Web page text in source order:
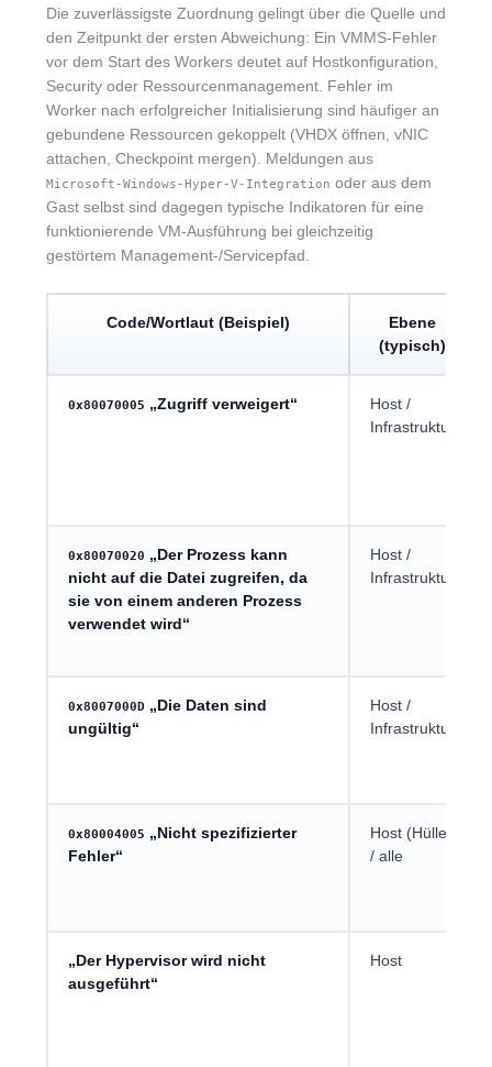
Die zuverlässigste Zuordnung gelingt über die Quelle und
den Zeitpunkt der ersten Abweichung: Ein VMMS-Fehler
vor dem Start des Workers deutet auf Hostkonfiguration,
Security oder Ressourcenmanagement. Fehler im
Worker nach erfolgreicher Initialisierung sind häufiger an
gebundene Ressourcen gekoppelt (VHDX öffnen, vNIC
attachen, Checkpoint mergen). Meldungen aus
Microsoft-Windows-Hyper-V-Integration oder aus dem
Gast selbst sind dagegen typische Indikatoren für eine
funktionierende VM-Ausführung bei gleichzeitig
gestörtem Management-/Servicepfad.
Code/Wortlaut (Beispiel)
Ebene
(typisch)
0x80070005 „Zugriff verweigert“
Host /
Infrastruktur
0x80070020 „Der Prozess kann
nicht auf die Datei zugreifen, da
sie von einem anderen Prozess
verwendet wird“
Host /
Infrastruktur
0x8007000D„Die Daten sind
ungültig“
Host /
Infrastruktur
0x80004005 „Nicht spezifizierter
Fehler“
Host (Hülle)
/ alle
„Der Hypervisor wird nicht
ausgeführt“
Host